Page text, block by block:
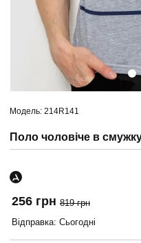
Модель: 214R141
Поло чоловіче в
256 грн 819 грн
Відправка: Сьогодні